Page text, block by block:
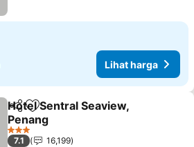
Lihat harga
KongsiTambah ke favorit
Hotel Sentral Seaview,
Penang
3 Bintang
7.1
16,199